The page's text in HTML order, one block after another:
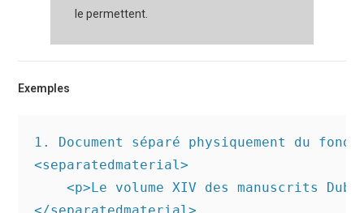
le permettent.
Exemples
1. Document séparé physiquement du
<separatedmaterial>
<p>Le volume XIV des manuscrits